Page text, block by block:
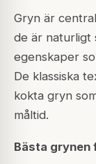
Gryn är
de är naturligt
egenskaper
De klassiska
kokta gryn
måltid.
Bästa grynen